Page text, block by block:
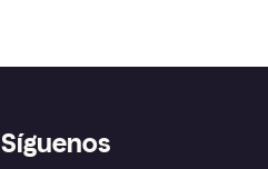
Síguenos